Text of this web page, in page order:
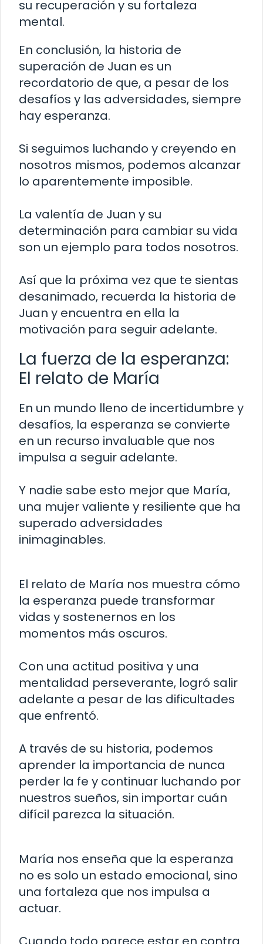
su recuperación y su fortaleza
mental.
En conclusión, la historia de
superación de Juan es un
recordatorio de que, a pesar de los
desafíos y las adversidades, siempre
hay esperanza.
Si seguimos luchando y creyendo en
nosotros mismos, podemos alcanzar
lo aparentemente imposible.
La valentía de Juan y su
determinación para cambiar su vida
son un ejemplo para todos nosotros.
Así que la próxima vez que te sientas
desanimado, recuerda la historia de
Juan y encuentra en ella la
motivación para seguir adelante.
La fuerza de la esperanza:
El relato de María
En un mundo lleno de incertidumbre y
desafíos, la esperanza se convierte
en un recurso invaluable que nos
impulsa a seguir adelante.
Y nadie sabe esto mejor que María,
una mujer valiente y resiliente que ha
superado adversidades
inimaginables.
El relato de María nos muestra cómo
la esperanza puede transformar
vidas y sostenernos en los
momentos más oscuros.
Con una actitud positiva y una
mentalidad perseverante, logró salir
adelante a pesar de las dificultades
que enfrentó.
A través de su historia, podemos
aprender la importancia de nunca
perder la fe y continuar luchando por
nuestros sueños, sin importar cuán
difícil parezca la situación.
María nos enseña que la esperanza
no es solo un estado emocional, sino
una fortaleza que nos impulsa a
actuar.